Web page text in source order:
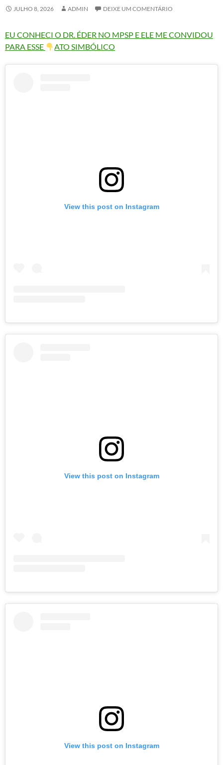
JULHO 8, 2026 ADMIN DEIXE UM COMENTÁRIO
EU CONHECI O DR. ÉDER NO MPSP E ELE ME CONVIDOU
PARA ESSE
ATO SIMBÓLICO
View this post on Instagram
View this post on Instagram
View this post on Instagram